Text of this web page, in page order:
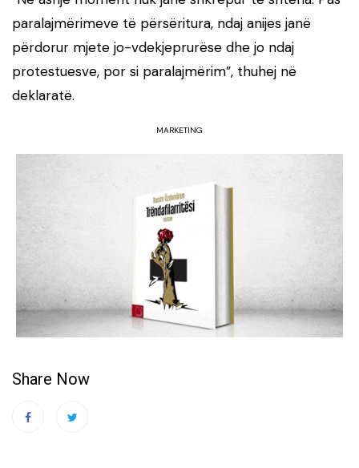
paralajmërimeve të përsëritura, ndaj anijes janë
përdorur mjete jo-vdekjeprurëse dhe jo ndaj
protestuesve, por si paralajmërim”, thuhej në
deklaratë.
MARKETING
Share Now